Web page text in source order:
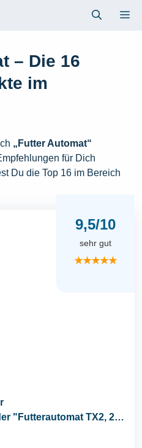
– Die 16
im
„Futter Automat“
für Dich
Du die Top 16 im Bereich
9,5/10
sehr gut
★★★★★
"Futterautomat TX2, 2 ×